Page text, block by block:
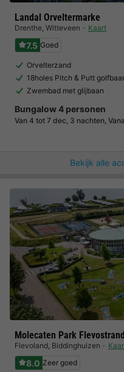
Landal Orveltermarke
Drenthe, Witteveen Kaart
7.5 Goed
Orvelterzand
18holes Pitch & Putt
Zwembad met glijbaan
Bungalow 4 personen
Van 4 tot 7 dec, 3 nachten,
Bekijk alle
Molecaten Park Flevostrand
Flevoland, Biddinghuizen
8.0 Zeer goed